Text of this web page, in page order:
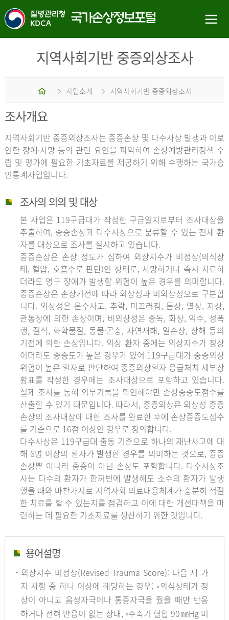
지역사회기반 중증외상조사
홈 사업소개 지역사회기반 중증외상조사
조사개요
지역사회기반 중증외상조사는 중증손상 및 다수사상 발생과 이로
인한 장애·사망 등의 관련 요인을 파악하여 손상예방관리정책 수
립 및 평가에 필요한 기초자료를 제공하기 위해 수행하는 국가승
인통계사업입니다.
조사의 의의 및 대상
본 사업은 119구급대가 작성한 구급일지로부터 조사대상을
추출하여, 중증손상과 다수사상으로 분류할 수 있는 전체 환
자를 대상으로 조사를 실시하고 있습니다.
중증손상은 손상 정도가 심하여 외상지수가 비정상(의식상
태, 혈압, 호흡수로 판단)인 상태로, 사망하거나 즉시 치료하
더라도 영구 장애가 발생할 위험이 높은 경우를 의미합니다.
중증손상은 손상기전에 따라 외상성과 비외상성으로 구분합
니다. 외상성은 운수사고, 추락, 미끄러짐, 둔상, 열상, 자상,
관통상에 의한 손상이며, 비외상성은 중독, 화상, 익수, 성폭
행, 질식, 화학물질, 동물·곤충, 자연재해, 열손상, 상해 등의
기전에 의한 손상입니다. 외상 환자 중에는 외상지수가 정상
이더라도 중증도가 높은 경우가 있어 119구급대가 중증외상
위험이 높은 환자로 판단하여 중증외상환자 응급처치 세부상
황표를 작성한 경우에는 조사대상으로 포함하고 있습니다.
실제 조사를 통해 의무기록을 확인해야만 손상중증도점수를
산출할 수 있기 때문입니다. 따라서, 중증외상은 외상성 중증
손상의 조사대상에 대한 조사를 완료한 후에 손상중증도점수
를 기준으로 16점 이상인 경우로 정의합니다.
다수사상은 119구급대 출동 기준으로 하나의 재난사고에 대
해 6명 이상의 환자가 발생한 경우를 의미하는 것으로, 중증
손상뿐 아니라 중증이 아닌 손상도 포함합니다. 다수사상조
사는 다수의 환자가 한꺼번에 발생해도 소수의 환자가 발생
했을 때와 마찬가지로 지역사회 의료대응체계가 충분히 적절
한 치료를 할 수 있는지를 점검하고 이에 대한 개선대책을 마
련하는 데 필요한 기초자료를 생산하기 위한 것입니다.
용어설명
- 외상지수 비정상(Revised Trauma Score): 다음 세 가
지 사항 중 하나 이상에 해당하는 경우; ◦의식상태가 정
상이 아니고 음성자극이나 통증자극을 줬을 때만 반응
하거나 전혀 반응이 없는 상태, ◦수축기 혈압 90㎜Hg 미